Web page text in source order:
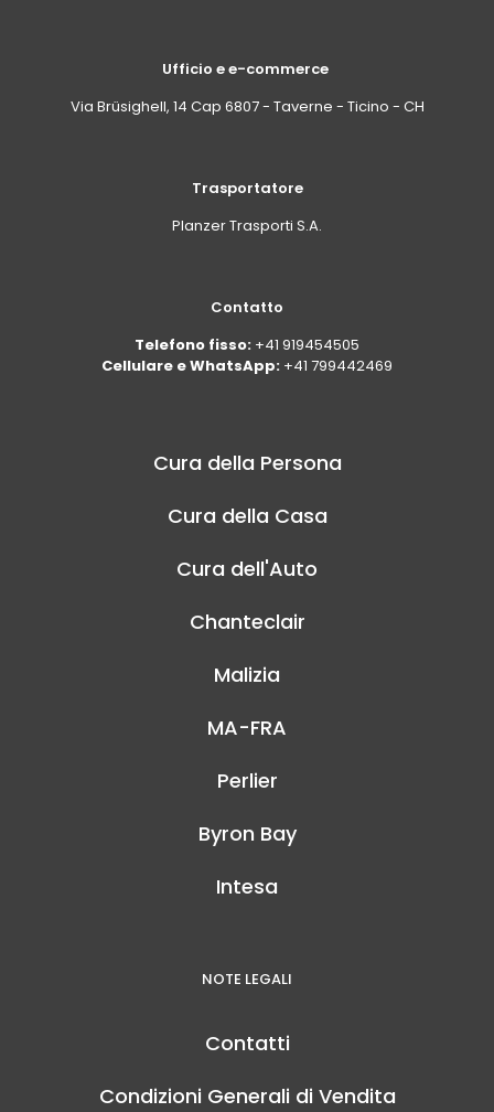
Ufficio e e-commerce
Via Brüsighell, 14 Cap 6807 - Taverne - Ticino - CH
Trasportatore
Planzer Trasporti S.A.
Contatto
Telefono fisso: +41 919454505
Cellulare e WhatsApp: +41 799442469
Cura della Persona
Cura della Casa
Cura dell'Auto
Chanteclair
Malizia
MA-FRA
Perlier
Byron Bay
Intesa
NOTE LEGALI
Contatti
Condizioni Generali di Vendita